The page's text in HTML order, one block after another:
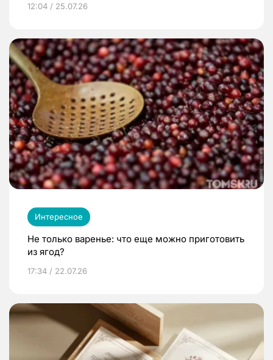
12:04 / 25.07.26
Интересное
Не только варенье: что еще можно приготовить
из ягод?
17:34 / 22.07.26